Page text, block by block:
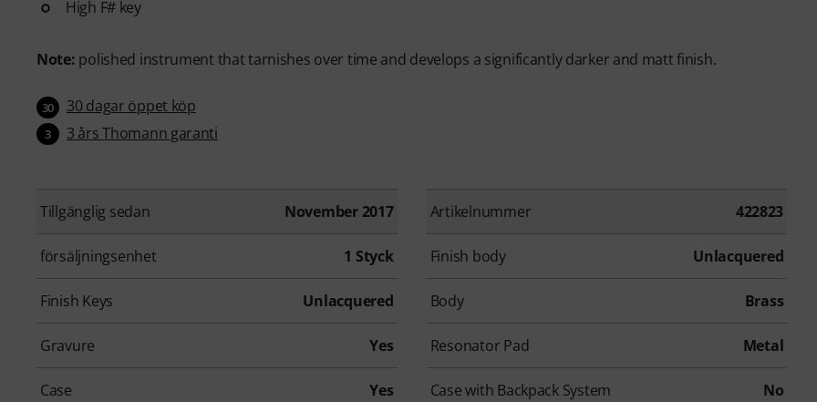
High F# key
Note: polished instrument that tarnishes over time and develops a significantly darker and matt finish.
30 30 dagar öppet köp
3 3 års Thomann garanti
Tillgänglig sedan November 2017 Artikelnummer 422823
försäljningsenhet 1 Styck Finish body Unlacquered
Finish Keys Unlacquered Body Brass
Gravure Yes Resonator Pad Metal
Case Yes Case with Backpack System No